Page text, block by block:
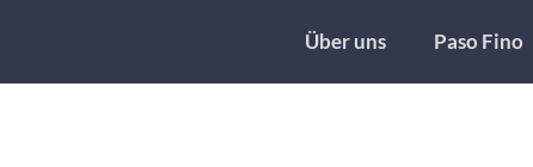
Über uns Paso Fino